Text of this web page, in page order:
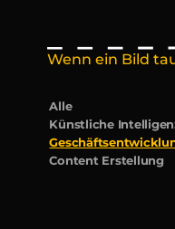
Alle
Künstliche
Content Erstellung
Wenn ein Bild
Millionen